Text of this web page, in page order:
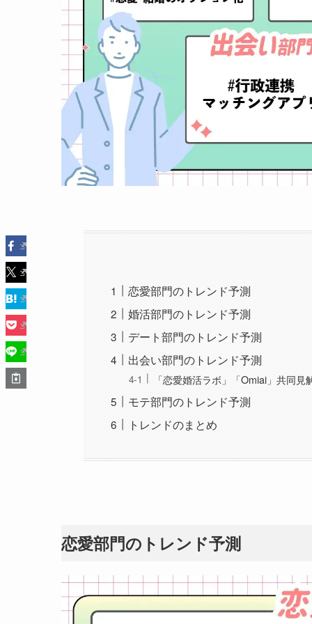
恋愛部門のトレンド予測
婚活部門のトレンド予測
デート部門のトレンド予測
出会い部門のトレンド予測
「恋愛婚活ラボ」「Omiai」共同見
モテ部門のトレンド予測
トレンドのまとめ
恋愛部門のトレンド予測